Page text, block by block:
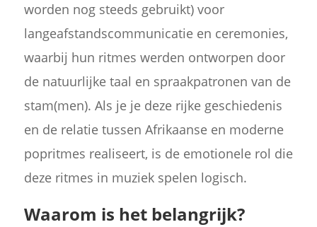
worden nog steeds gebruikt) voor
langeafstandscommunicatie en ceremonies,
waarbij hun ritmes werden ontworpen door
de natuurlijke taal en spraakpatronen van de
stam(men). Als je je deze rijke geschiedenis
en de relatie tussen Afrikaanse en moderne
popritmes realiseert, is de emotionele rol die
deze ritmes in muziek spelen logisch.
Waarom is het belangrijk?